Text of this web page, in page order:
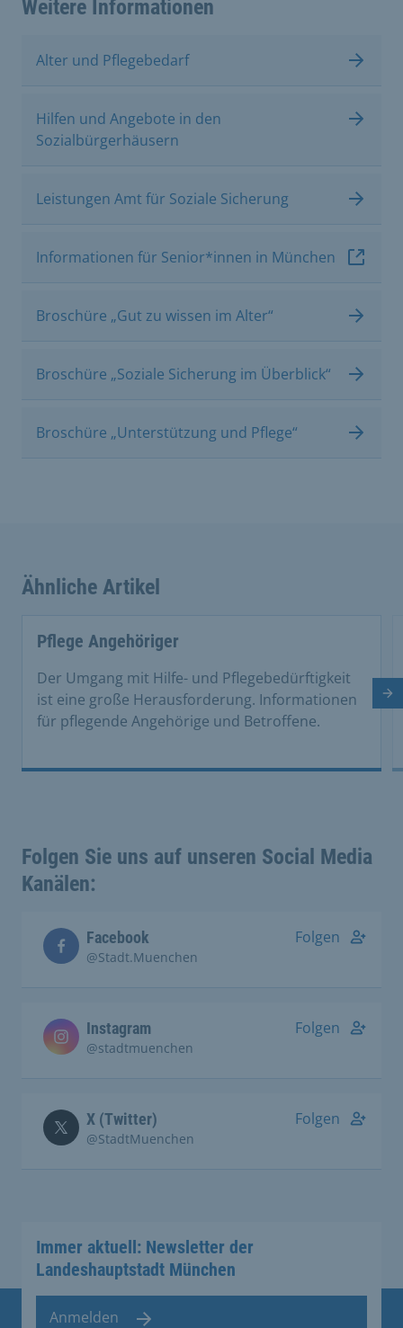
Weitere Informationen
Alter und Pflegebedarf
Hilfen und Angebote in den
Sozialbürgerhäusern
Leistungen Amt für Soziale Sicherung
Informationen für Senior*innen in München
Broschüre „Gut zu wissen im Alter“
Broschüre „Soziale Sicherung im Überblick“
Broschüre „Unterstützung und Pflege“
Ähnliche Artikel
Pflege Angehöriger
Der Umgang mit Hilfe- und Pflegebedürftigkeit
ist eine große Herausforderung. Informationen
für pflegende Angehörige und Betroffene.
Folgen Sie uns auf unseren Social Media
Kanälen:
Facebook
@Stadt.Muenchen
Folgen
Instagram
@stadtmuenchen
Folgen
X (Twitter)
@StadtMuenchen
Folgen
Immer aktuell: Newsletter der
Landeshauptstadt München
Anmelden